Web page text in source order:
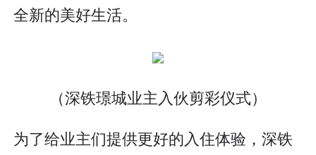
全新的美好生活。
（深铁璟城业主入伙剪彩仪式）
为了给业主们提供更好的入住体验，深铁